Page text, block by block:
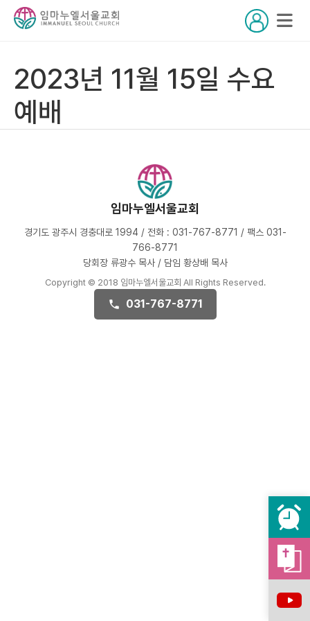
2023년 11월 15일 수요
예배
임마누엘서울교회
경기도 광주시 경충대로 1994 / 전화 : 031-767-8771 / 팩스 031-
766-8771
당회장 류광수 목사 / 담임 황상배 목사
Copyright © 2018 임마누엘서울교회 All Rights Reserved.
031-767-8771